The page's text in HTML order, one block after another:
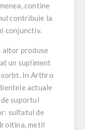
contine
contribuie la
conjunctiv.
altor produse
un supliment
In Arthro
actuale
suportul
sulfatul de
metil